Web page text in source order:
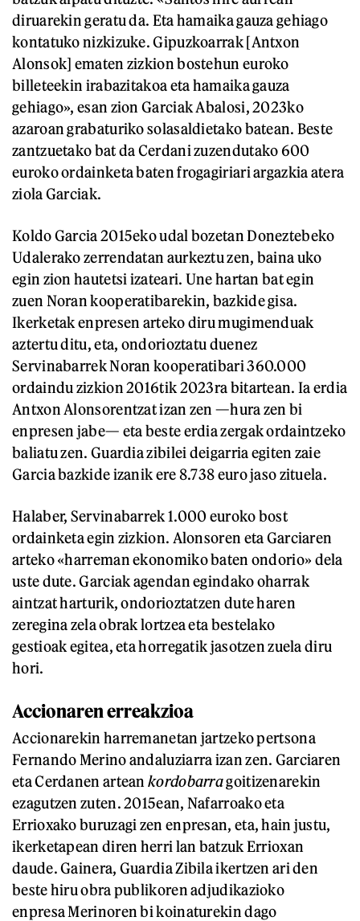
diruarekin geratu da. Eta hamaika gauza gehiago
kontatuko nizkizuke. Gipuzkoarrak [Antxon
Alonsok] ematen zizkion bostehun euroko
billeteekin irabazitakoa eta hamaika gauza
gehiago», esan zion Garciak Abalosi, 2023ko
azaroan grabaturiko solasaldietako batean. Beste
zantzuetako bat da Cerdani zuzendutako 600
euroko ordainketa baten frogagiriari argazkia atera
ziola Garciak.
Koldo Garcia 2015eko udal bozetan Doneztebeko
Udalerako zerrendatan aurkeztu zen, baina uko
egin zion hautetsi izateari. Une hartan bat egin
zuen Noran kooperatibarekin, bazkide gisa.
Ikerketak enpresen arteko diru mugimenduak
aztertu ditu, eta, ondorioztatu duenez
Servinabarrek Noran kooperatibari 360.000
ordaindu zizkion 2016tik 2023ra bitartean. Ia erdia
Antxon Alonsorentzat izan zen —hura zen bi
enpresen jabe— eta beste erdia zergak ordaintzeko
baliatu zen. Guardia zibilei deigarria egiten zaie
Garcia bazkide izanik ere 8.738 euro jaso zituela.
Halaber, Servinabarrek 1.000 euroko bost
ordainketa egin zizkion. Alonsoren eta Garciaren
arteko «harreman ekonomiko baten ondorio» dela
uste dute. Garciak agendan egindako oharrak
aintzat harturik, ondorioztatzen dute haren
zeregina zela obrak lortzea eta bestelako
gestioak egitea, eta horregatik jasotzen zuela diru
hori.
Accionaren erreakzioa
Accionarekin harremanetan jartzeko pertsona
Fernando Merino andaluziarra izan zen. Garciaren
eta Cerdanen arteankordobarragoitizenarekin
ezagutzen zuten. 2015ean, Nafarroako eta
Errioxako buruzagi zen enpresan, eta, hain justu,
ikerketapean diren herri lan batzuk Errioxan
daude. Gainera, Guardia Zibila ikertzen ari den
beste hiru obra publikoren adjudikazioko
enpresa Merinoren bi koinaturekin dago